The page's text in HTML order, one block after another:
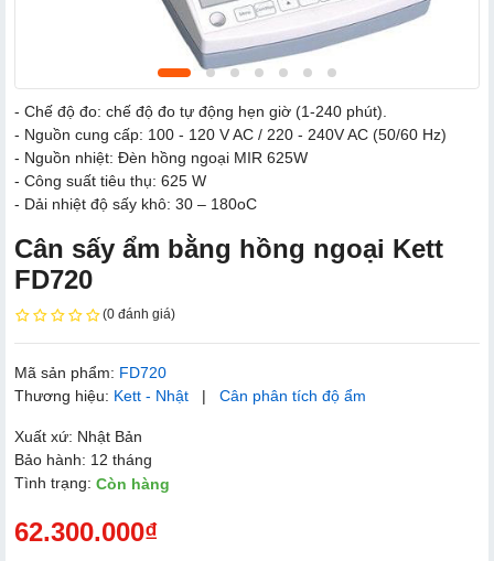
- Chế độ đo: chế độ đo tự động hẹn giờ (1-240 phút).
- Nguồn cung cấp: 100 - 120 V AC / 220 - 240V AC (50/60 Hz)
- Nguồn nhiệt: Đèn hồng ngoại MIR 625W
- Công suất tiêu thụ: 625 W
- Dải nhiệt độ sấy khô: 30 – 180oC
Cân sấy ẩm bằng ​hồng ngoại Kett
FD720
(0 đánh giá)
Mã sản phẩm: FD720
Thương hiệu: Kett - Nhật | Cân phân tích độ ẩm
Xuất xứ: Nhật Bản
Bảo hành: 12 tháng
Tình trạng: Còn hàng
62.300.000₫